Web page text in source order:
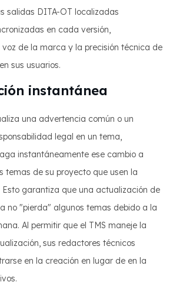
salidas DITA-OT localizadas
en cada versión,
de la marca y la precisión técnica de
sus usuarios.
instantánea
una advertencia común o un
legal en un tema,
instantáneamente ese cambio a
temas de su proyecto que usen la
garantiza que una actualización de
no "pierda" algunos temas debido a la
Al permitir que el TMS maneje la
sus redactores técnicos
en la creación en lugar de en la